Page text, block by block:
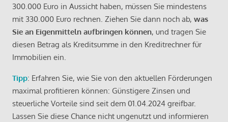
300.000 Euro in Aussicht haben, müssen Sie mindestens
mit 330.000 Euro rechnen. Ziehen Sie dann noch ab, was
Sie an Eigenmitteln aufbringen können, und tragen Sie
diesen Betrag als Kreditsumme in den Kreditrechner für
Immobilien ein.
Tipp: Erfahren Sie, wie Sie von den aktuellen Förderungen
maximal profitieren können: Günstigere Zinsen und
steuerliche Vorteile sind seit dem 01.04.2024 greifbar.
Lassen Sie diese Chance nicht ungenutzt und informieren